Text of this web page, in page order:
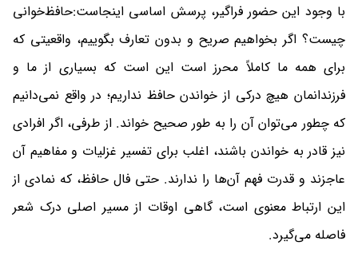
با وجود این حضور فراگیر، پرسش اساسی اینجاست:حافظ‌خوانی
چیست؟ اگر بخواهیم صریح و بدون تعارف بگوییم، واقعیتی که
برای همه ما کاملاً محرز است این است که بسیاری از ما و
فرزندانمان هیچ درکی از خواندن حافظ نداریم؛ در واقع نمی‌دانیم
که چطور می‌توان آن را به طور صحیح خواند. از طرفی، اگر افرادی
نیز قادر به خواندن باشند، اغلب برای تفسیر غزلیات و مفاهیم آن
عاجزند و قدرت فهم آن‌ها را ندارند. حتی فال حافظ، که نمادی از
این ارتباط معنوی است، گاهی اوقات از مسیر اصلی درک شعر
فاصله می‌گیرد.